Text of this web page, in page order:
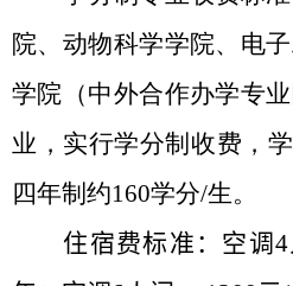
院、动物科学学院、电
学院（中外合作办学专
业，实行学分制收费，
四年制约160学分/生。
住宿费标准：空调4